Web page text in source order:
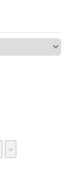
»